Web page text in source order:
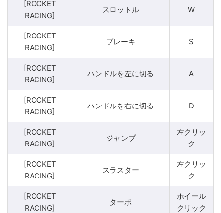
[ROCKET
RACING]
スロットル W
[ROCKET
RACING]
ブレーキ S
[ROCKET
RACING]
ハンドルを左に切る A
[ROCKET
RACING]
ハンドルを右に切る D
[ROCKET
RACING]
ジャンプ
左クリッ
ク
[ROCKET
RACING]
スラスター
左クリッ
ク
[ROCKET
RACING]
ターボ
ホイール
クリック